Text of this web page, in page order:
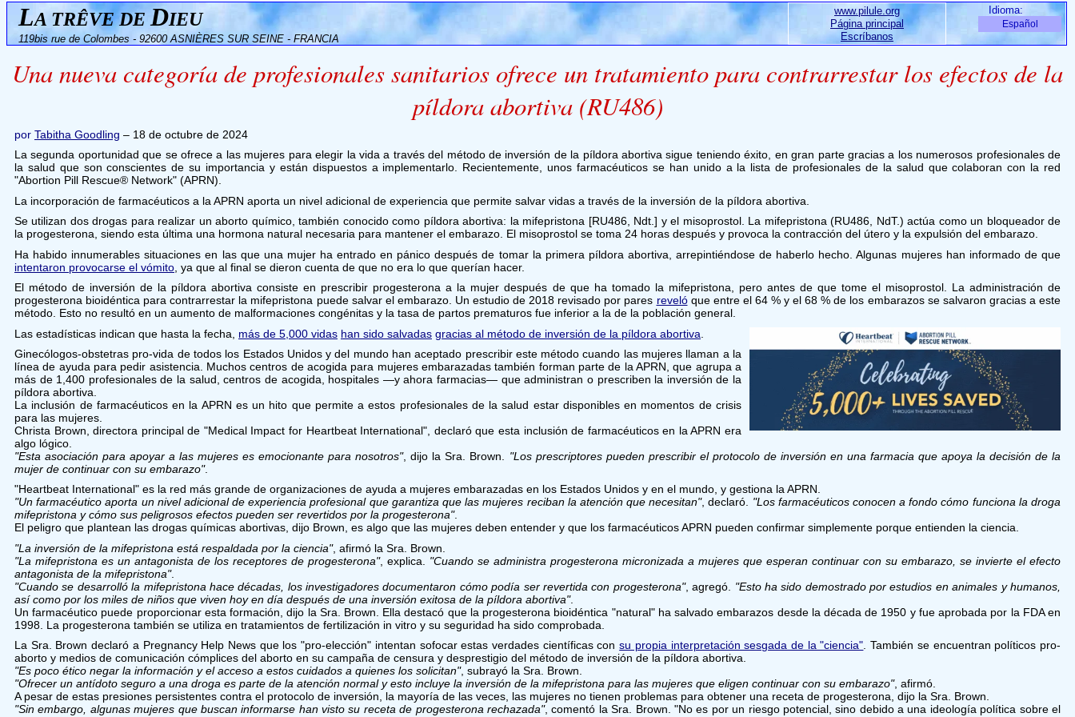
LA TRÊVE DE DIEU
119bis rue de Colombes - 92600 ASNIÈRES SUR SEINE - FRANCIA
www.pilule.org
Página principal
Escríbanos
Idioma:
Español
Una nueva categoría de profesionales sanitarios ofrece un tratamiento para contrarrestar los efectos de la
píldora abortiva (RU486)
por Tabitha Goodling – 18 de octubre de 2024
La segunda oportunidad que se ofrece a las mujeres para elegir la vida a través del método de inversión de la píldora abortiva sigue teniendo éxito, en gran parte gracias a los numerosos profesionales de
la salud que son conscientes de su importancia y están dispuestos a implementarlo. Recientemente, unos farmacéuticos se han unido a la lista de profesionales de la salud que colaboran con la red
"Abortion Pill Rescue® Network" (APRN).
La incorporación de farmacéuticos a la APRN aporta un nivel adicional de experiencia que permite salvar vidas a través de la inversión de la píldora abortiva.
Se utilizan dos drogas para realizar un aborto químico, también conocido como píldora abortiva: la mifepristona [RU486, Ndt.] y el misoprostol. La mifepristona (RU486, NdT.) actúa como un bloqueador de
la progesterona, siendo esta última una hormona natural necesaria para mantener el embarazo. El misoprostol se toma 24 horas después y provoca la contracción del útero y la expulsión del embarazo.
Ha habido innumerables situaciones en las que una mujer ha entrado en pánico después de tomar la primera píldora abortiva, arrepintiéndose de haberlo hecho. Algunas mujeres han informado de que
intentaron provocarse el vómito , ya que al final se dieron cuenta de que no era lo que querían hacer.
El método de inversión de la píldora abortiva consiste en prescribir progesterona a la mujer después de que ha tomado la mifepristona, pero antes de que tome el misoprostol. La administración de
progesterona bioidéntica para contrarrestar la mifepristona puede salvar el embarazo. Un estudio de 2018 revisado por pares revelóque entre el 64 % y el 68 % de los embarazos se salvaron gracias a este
método. Esto no resultó en un aumento de malformaciones congénitas y la tasa de partos prematuros fue inferior a la de la población general.
Las estadísticas indican que hasta la fecha, más de 5,000 vidas han sido salvadas gracias al método de inversión de la píldora abortiva
Ginecólogos-obstetras pro-vida de todos los Estados Unidos y del mundo han aceptado prescribir este método cuando las mujeres llaman a la
línea de ayuda para pedir asistencia. Muchos centros de acogida para mujeres embarazadas también forman parte de la APRN, que agrupa a
más de 1,400 profesionales de la salud, centros de acogida, hospitales —y ahora farmacias— que administran o prescriben la inversión de la
píldora abortiva.
La inclusión de farmacéuticos en la APRN es un hito que permite a estos profesionales de la salud estar disponibles en momentos de crisis
para las mujeres.
Christa Brown, directora principal de "Medical Impact for Heartbeat International", declaró que esta inclusión de farmacéuticos en la APRN era
algo lógico.
"Esta asociación para apoyar a las mujeres es emocionante para nosotros", dijo la Sra. Brown. "Los prescriptores pueden prescribir el protocolo de inversión en una farmacia que apoya la decisión de la
mujer de continuar con su embarazo".
"Heartbeat International" es la red más grande de organizaciones de ayuda a mujeres embarazadas en los Estados Unidos y en el mundo, y gestiona la APRN.
"Un farmacéutico aporta un nivel adicional de experiencia profesional que garantiza que las mujeres reciban la atención que necesitan", declaró. "Los farmacéuticos conocen a fondo cómo funciona la droga
mifepristona y cómo sus peligrosos efectos pueden ser revertidos por la progesterona".
El peligro que plantean las drogas químicas abortivas, dijo Brown, es algo que las mujeres deben entender y que los farmacéuticos APRN pueden confirmar simplemente porque entienden la ciencia.
"La inversión de la mifepristona está respaldada por la ciencia", afirmó la Sra. Brown.
"La mifepristona es un antagonista de los receptores de progesterona", explica. "Cuando se administra progesterona micronizada a mujeres que esperan continuar con su embarazo, se invierte el efecto
antagonista de la mifepristona".
"Cuando se desarrolló la mifepristona hace décadas, los investigadores documentaron cómo podía ser revertida con progesterona", agregó. "Esto ha sido demostrado por estudios en animales y humanos,
así como por los miles de niños que viven hoy en día después de una inversión exitosa de la píldora abortiva".
Un farmacéutico puede proporcionar esta formación, dijo la Sra. Brown. Ella destacó que la progesterona bioidéntica "natural" ha salvado embarazos desde la década de 1950 y fue aprobada por la FDA en
1998. La progesterona también se utiliza en tratamientos de fertilización in vitro y su seguridad ha sido comprobada.
La Sra. Brown declaró a Pregnancy Help News que los "pro-elección" intentan sofocar estas verdades científicas consu propia interpretación sesgada de la "ciencia". También se encuentran políticos pro-
aborto y medios de comunicación cómplices del aborto en su campaña de censura y desprestigio del método de inversión de la píldora abortiva.
"Es poco ético negar la información y el acceso a estos cuidados a quienes los solicitan", subrayó la Sra. Brown.
"Ofrecer un antídoto seguro a una droga es parte de la atención normal y esto incluye la inversión de la mifepristona para las mujeres que eligen continuar con su embarazo", afirmó.
A pesar de estas presiones persistentes contra el protocolo de inversión, la mayoría de las veces, las mujeres no tienen problemas para obtener una receta de progesterona, dijo la Sra. Brown.
"Sin embargo, algunas mujeres que buscan informarse han visto su receta de progesterona rechazada", comentó la Sra. Brown. "No es por un riesgo potencial, sino debido a una ideología política sobre el